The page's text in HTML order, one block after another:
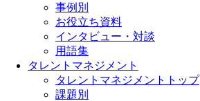
事例別
お役立ち資料
インタビュー・対談
用語集
タレントマネジメント
タレントマネジメントトップ
課題別